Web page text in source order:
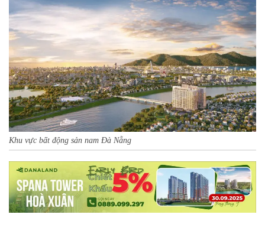
Khu vực bất động sản nam Đà Nẵng